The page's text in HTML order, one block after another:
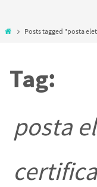
HomePosts tagged "posta
Tag:
posta